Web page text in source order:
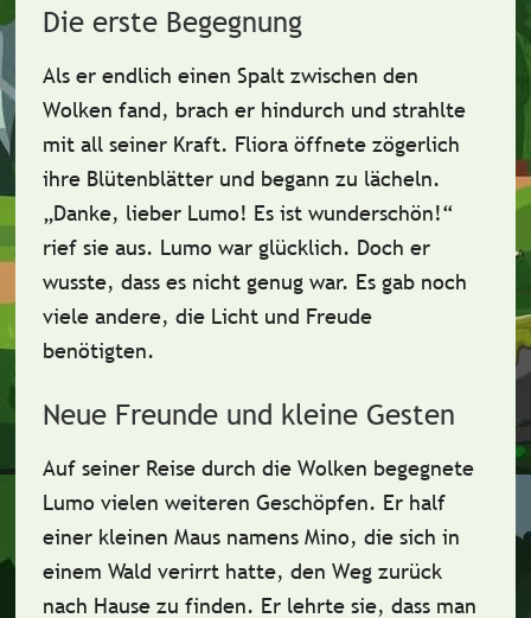
Die erste Begegnung
Als er endlich einen Spalt zwischen den
Wolken fand, brach er hindurch und strahlte
mit all seiner Kraft. Fliora öffnete zögerlich
ihre Blütenblätter und begann zu lächeln.
„Danke, lieber Lumo! Es ist wunderschön!“
rief sie aus. Lumo war glücklich. Doch er
wusste, dass es nicht genug war. Es gab noch
viele andere, die Licht und Freude
benötigten.
Neue Freunde und kleine Gesten
Auf seiner Reise durch die Wolken begegnete
Lumo vielen weiteren Geschöpfen. Er half
einer kleinen Maus namens Mino, die sich in
einem Wald verirrt hatte, den Weg zurück
nach Hause zu finden. Er lehrte sie, dass man